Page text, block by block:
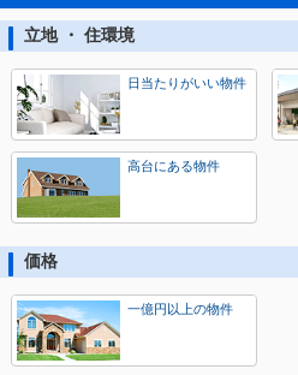
立地 ・ 住環境
日当たりがいい物件
高台にある物件
価格
一億円以上の物件